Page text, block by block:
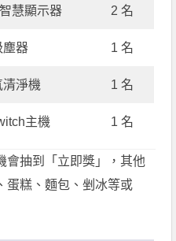
慧顯示器 2 名
塵器 1 名
清淨機 1 名
主機 1 名
會抽到「立即獎」，其他
蛋糕、麵包、剉冰等或